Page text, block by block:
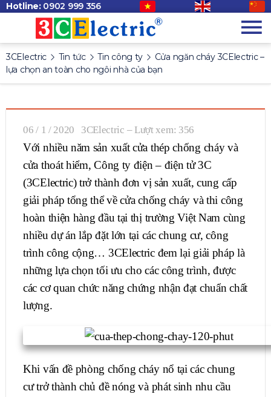
Hotline: 0902 999 356
3CElectric Tin tức Tin công ty
Cửa ngăn cháy 3CElectric –
lựa chọn an toàn cho ngôi nhà của bạn
06 / 1 / 2020 3CElectric – Lượt xem: 356
Với nhiều năm sản xuất cửa thép chống cháy và
cửa thoát hiểm, Công ty điện – điện tử 3C
(3CElectric) trở thành đơn vị sản xuất, cung cấp
giải pháp tổng thể về cửa chống cháy và thi công
hoàn thiện hàng đầu tại thị trường Việt Nam cùng
nhiều dự án lắp đặt lớn tại các chung cư, công
trình công cộng… 3CElectric đem lại giải pháp là
những lựa chọn tối ưu cho các công trình, được
các cơ quan chức năng chứng nhận đạt chuẩn chất
lượng.
Khi vấn đề phòng chống cháy nổ tại các chung
cư trở thành chủ đề nóng và phát sinh nhu cầu